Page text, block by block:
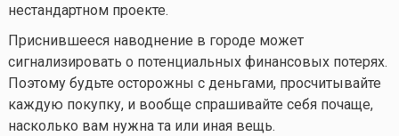
нестандартном проекте.
Приснившееся наводнение в городе может
сигнализировать о потенциальных финансовых потерях.
Поэтому будьте осторожны с деньгами, просчитывайте
каждую покупку, и вообще спрашивайте себя почаще,
насколько вам нужна та или иная вещь.